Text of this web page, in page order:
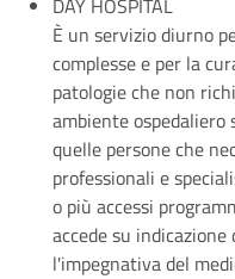
È un servizio diurno
complesse e per la
patologie che non
ambiente ospedaliero
quelle persone che
professionali e
o più accessi
accede su
l'impegnativa del